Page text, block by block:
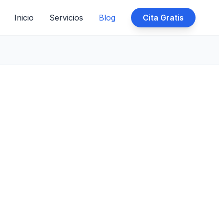
Inicio Servicios Blog Cita Gratis